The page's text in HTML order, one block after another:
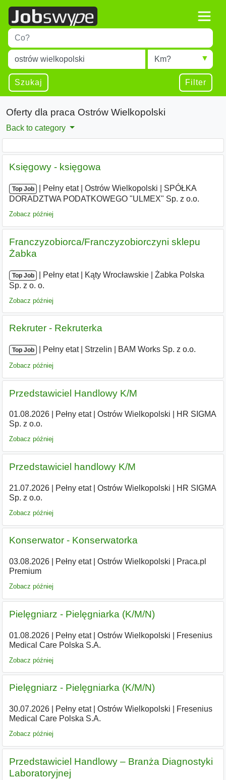
Title
Type 1 or more characters for results.
Miejscowość
Type 1 or more characters for results.
Radius
Szukaj Filter
Oferty dla praca Ostrów Wielkopolski
Back to category
Księgowy - księgowa
Top Job Pełny etat| Ostrów Wielkopolski
SPÓŁKA
DORADZTWA PODATKOWEGO "ULMEX" Sp. z o.o.
Zobacz później
Franczyzobiorca/Franczyzobiorczyni sklepu
Żabka
Top Job Pełny etat| Kąty Wrocławskie
Żabka Polska
Sp. z o. o.
Zobacz później
Rekruter - Rekruterka
Top Job Pełny etat| Strzelin BAM Works Sp. z o.o.
Zobacz później
Przedstawiciel Handlowy K/M
01.08.2026| Pełny etat| Ostrów Wielkopolski
HR SIGMA
Sp. z o.o.
Zobacz później
Przedstawiciel handlowy K/M
21.07.2026| Pełny etat| Ostrów Wielkopolski
HR SIGMA
Sp. z o.o.
Zobacz później
Konserwator - Konserwatorka
03.08.2026| Pełny etat| Ostrów Wielkopolski
Praca.pl
Premium
Zobacz później
Pielęgniarz - Pielęgniarka (K/M/N)
01.08.2026| Pełny etat| Ostrów Wielkopolski
Fresenius
Medical Care Polska S.A.
Zobacz później
Pielęgniarz - Pielęgniarka (K/M/N)
30.07.2026| Pełny etat| Ostrów Wielkopolski
Fresenius
Medical Care Polska S.A.
Zobacz później
Przedstawiciel Handlowy – Branża Diagnostyki
Laboratoryjnej